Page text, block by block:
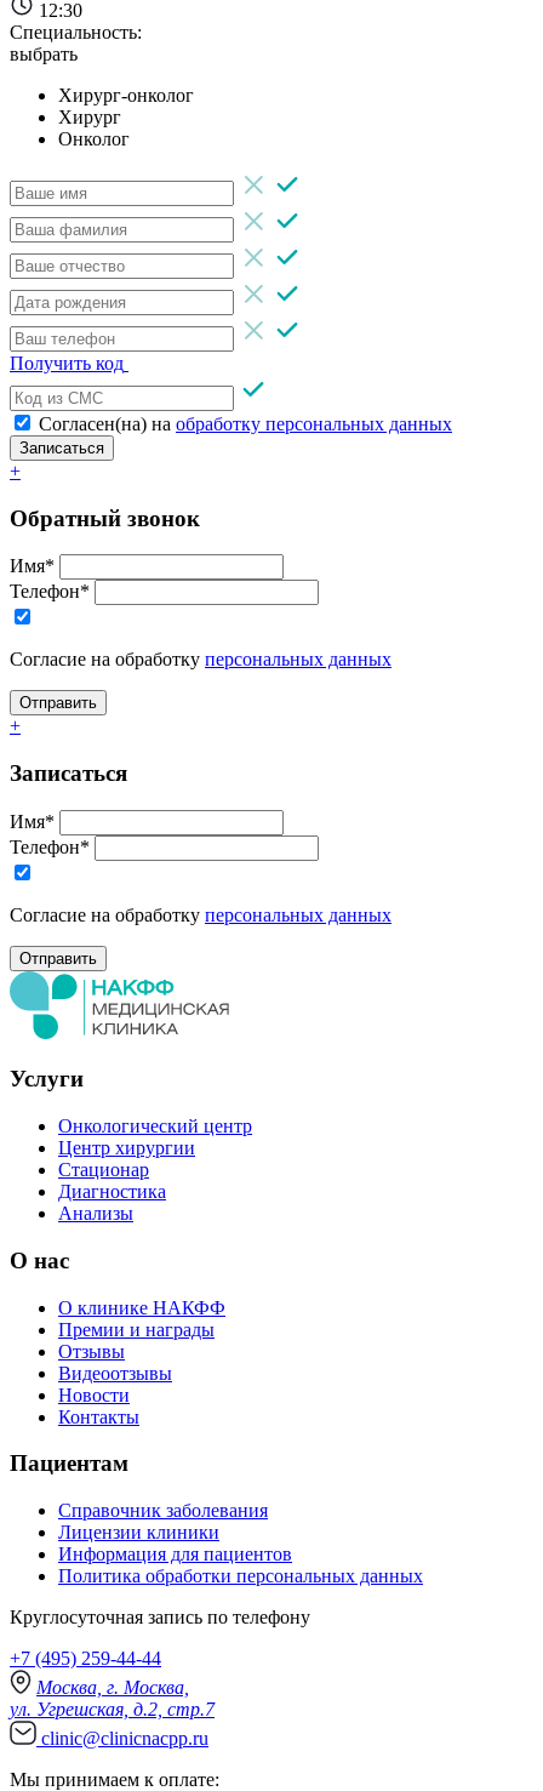
12:30
Специальность:
выбрать
Хирург-онколог
Хирург
Онколог
Получить код
Согласен(на) на обработку персональных данных
Записаться
+
Обратный звонок
Имя*
Телефон*
Согласие на обработку персональных данных
+
Записаться
Имя*
Телефон*
Согласие на обработку персональных данных
Услуги
Онкологический центр
Центр хирургии
Стационар
Диагностика
Анализы
О нас
О клинике НАКФФ
Премии и награды
Отзывы
Видеоотзывы
Новости
Контакты
Пациентам
Справочник заболевания
Лицензии клиники
Информация для пациентов
Политика обработки персональных данных
Круглосуточная запись по телефону
+7 (495) 259-44-44
Москва, г. Москва,
ул. Угрешская, д.2, стр.7
clinic@clinicnacpp.ru
Мы принимаем к оплате: